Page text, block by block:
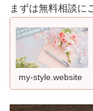
まずは無料相談に
my-style.website